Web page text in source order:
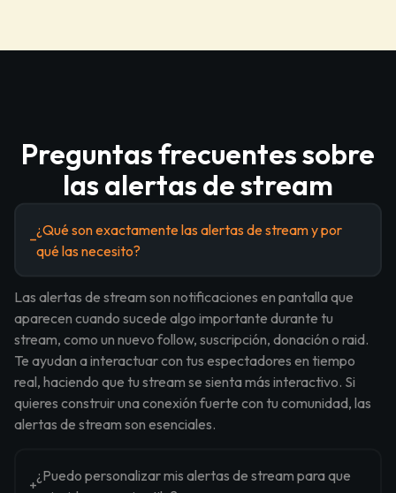
Preguntas frecuentes sobre
las alertas de stream
¿Qué son exactamente las alertas de stream y por
qué las necesito?
Las alertas de stream son notificaciones en pantalla que
aparecen cuando sucede algo importante durante tu
stream, como un nuevo follow, suscripción, donación o raid.
Te ayudan a interactuar con tus espectadores en tiempo
real, haciendo que tu stream se sienta más interactivo. Si
quieres construir una conexión fuerte con tu comunidad, las
alertas de stream son esenciales.
¿Puedo personalizar mis alertas de stream para que